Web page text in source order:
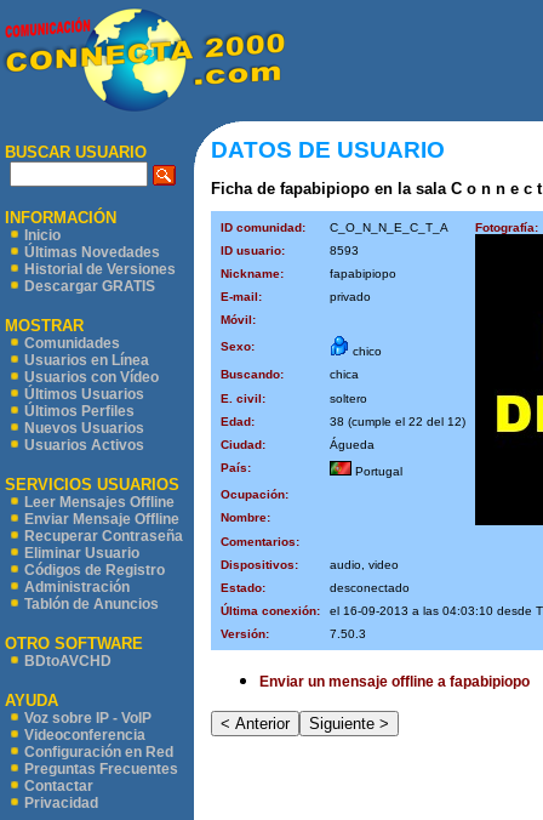
BUSCAR USUARIO
INFORMACIÓN
Inicio
Últimas Novedades
Historial de Versiones
Descargar GRATIS
MOSTRAR
Comunidades
Usuarios en Línea
Usuarios con Vídeo
Últimos Usuarios
Últimos Perfiles
Nuevos Usuarios
Usuarios Activos
SERVICIOS USUARIOS
Leer Mensajes Offline
Enviar Mensaje Offline
Recuperar Contraseña
Eliminar Usuario
Códigos de Registro
Administración
Tablón de Anuncios
OTRO SOFTWARE
BDtoAVCHD
AYUDA
Voz sobre IP - VoIP
Videoconferencia
Configuración en Red
Preguntas Frecuentes
Contactar
Privacidad
DATOS DE USUARIO
Ficha de fapabipiopo en la sala C o n n e c
ID comunidad: C_O_N_N_E_C_T_A
Fotografía:
ID usuario:
8593
Nickname:
fapabipiopo
E-mail:
privado
Móvil:
Sexo:
chico
Buscando:
chica
E. civil:
soltero
Edad:
38 (cumple el 22 del 12)
Ciudad:
Águeda
País:
Portugal
Ocupación:
Nombre:
Comentarios:
Dispositivos:
audio, video
Estado:
desconectado
Última conexión:
el 16-09-2013 a las 04:03:10 desde
Versión:
7.50.3
Enviar un mensaje offline a fapabipiopo